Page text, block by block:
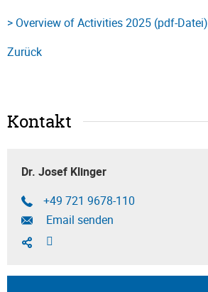
> Overview of Activities 2025 (pdf-Datei)
Zurück
Kontakt
Dr. Josef Klinger
+49 721 9678-110
Email senden